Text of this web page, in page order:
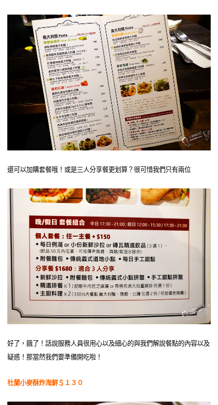
還可以加購套餐哦！或是三人分享餐更划算？很可惜我們只有兩位
好了，餓了！話說服務人員很用心以及細心的與我們解說餐點的內容以及
疑惑！那當然我們要準備開吃啦！
杜蘭小麥酥炸海鮮＄１３０